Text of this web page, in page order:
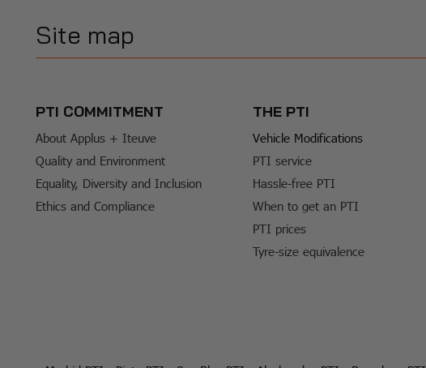
Site map
PTI COMMITMENT
About Applus + Iteuve
Quality and Environment
Equality, Diversity and Inclusion
Ethics and Compliance
THE PTI
Vehicle Modifications
PTI service
Hassle-free PTI
When to get an PTI
PTI prices
Tyre-size equivalence